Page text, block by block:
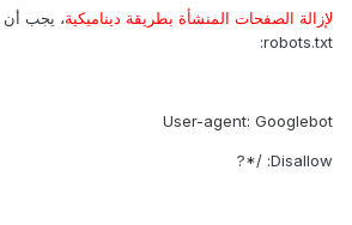
لإزالة الصفحات المنشأة بطريقة ديناميكية، يجب أن
robots.txt:
User-agent: Googlebot
Disallow: /*?